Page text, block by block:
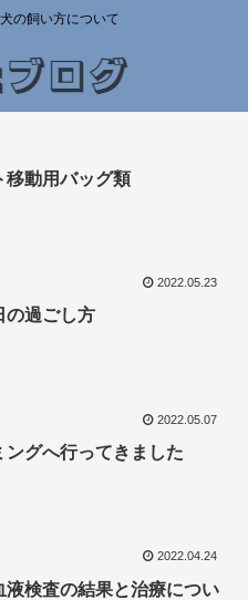
の飼い方について
移動用バッグ類
2022.05.23
の過ごし方
2022.05.07
ングへ行ってきました
2022.04.24
液検査の結果と治療につい